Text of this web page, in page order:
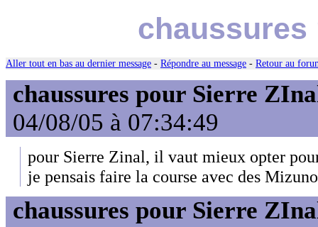
chaussures
Aller tout en bas au dernier message - Répondre au message - Retour au
chaussures pour Sierre
04/08/05 à 07:34:49
pour Sierre Zinal, il vaut mieux opter
je pensais faire la course avec des
chaussures pour Sierre